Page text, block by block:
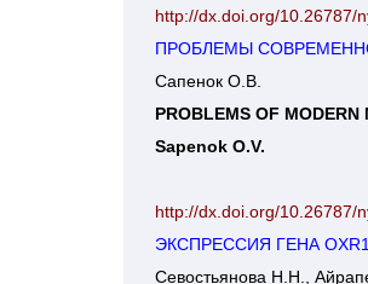
http://dx.doi.org/10.26787/
ПРОБЛЕМЫ
Сапенок О.В.
PROBLEMS OF
Sapenok O.V.
http://dx.doi.org/10.26787/
ЭКСПРЕССИЯ ГЕНА
Севостьянова Н.Н.,